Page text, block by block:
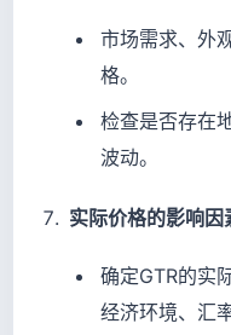
市场需求、外
格。
检查是否存在
波动。
实际价格的影响因
确定GTR的实
经济环境、汇